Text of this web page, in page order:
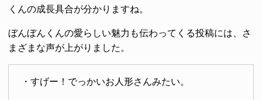
くんの成長具合が分かりますね。
ぼんぼんくんの愛らしい魅力も伝わってくる投稿には、さ
まざまな声が上がりました。
・すげー！でっかいお人形さんみたい。